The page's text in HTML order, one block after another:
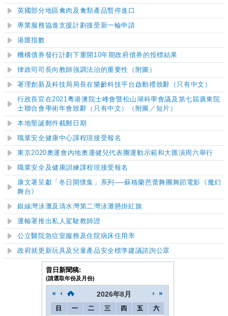
英國部分地區禽肉及禽類產品暫停進口
專業服務協進支援計劃接受新一輪申請
港匯指數
機構債券發行計劃下重開10年期政府債券的投標結果
律政司司長向教師強調法治的重要性（附圖）
署理創新及科技局局長在樂齡科技平台啟動禮致辭（只有中文）
行政長官在2021粵港澳院士峰會暨松山湖科學會議及第七屆廣東院
士聯合會學術年會致辭（只有中文）
（附圖／短片）
本地聖誕郵件截郵日期
職業安全健康中心課程現接受報名
東京2020奧運會內地奧運健兒代表團運動示範和大匯演周六舉行
職業安全及健康訓練課程現接受報名
康文署呈獻「冬日開懷集」系列 ──蘇格蘭芭蕾舞團舞蹈電影《魔幻
舞台》
銀線灣泳灘及清水灣第二灣泳灘懸掛紅旗
運輸署推出私人駕駛教師證
公立醫院急症室服務及住院病床住用率
政府就更新玩具及兒童產品安全標準建議諮詢公眾
昔日新聞稿:
(請選取年份及月份)
2026年8月
日 一 二 三 四 五 六